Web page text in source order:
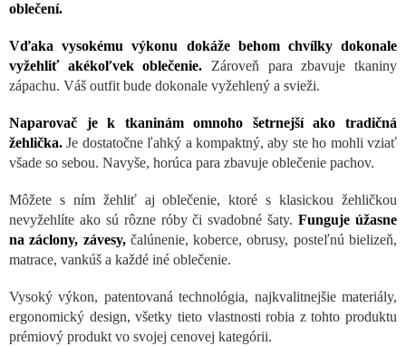
oblečení.
Vďaka vysokému výkonu dokáže behom chvílky dokonale
vyžehliť akékoľvek oblečenie.
Zároveň para zbavuje tkaniny
zápachu. Váš outfit bude dokonale vyžehlený a svieži.
Naparovač je k tkaninám omnoho šetrnejší ako tradičná
žehlička. Je dostatočne ľahký a kompaktný, aby ste ho mohli vziať
všade so sebou. Navyše, horúca para zbavuje oblečenie pachov.
Môžete s ním žehliť aj oblečenie, ktoré s klasickou žehličkou
nevyžehlíte ako sú rôzne róby či svadobné šaty.Funguje úžasne
na záclony, závesy,čalúnenie, koberce, obrusy, posteľnú bielizeň,
matrace, vankúš a každé iné oblečenie.
Vysoký výkon, patentovaná technológia, najkvalitnejšie materiály,
ergonomický design, všetky tieto vlastnosti robia z tohto produktu
prémiový produkt vo svojej cenovej kategórii.